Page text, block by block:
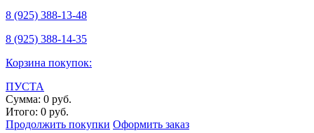
8 (925) 388-13-48
8 (925) 388-14-35
Корзина покупок:
ПУСТА
Сумма: 0 руб.
Итого: 0 руб.
Продолжить покупки Оформить заказ